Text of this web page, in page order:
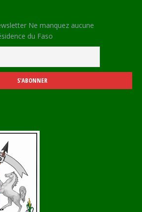
Ne manquez aucune
du Faso